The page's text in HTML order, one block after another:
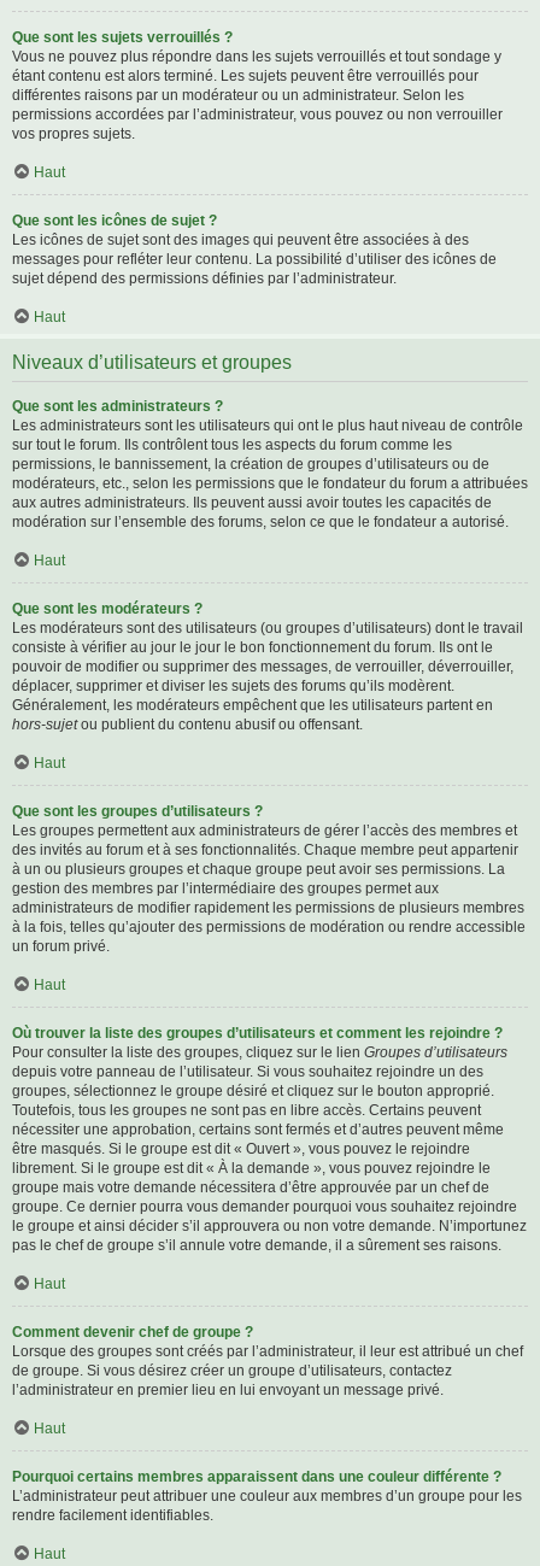
Que sont les sujets verrouillés ?
Vous ne pouvez plus répondre dans les sujets verrouillés et tout sondage y
étant contenu est alors terminé. Les sujets peuvent être verrouillés pour
différentes raisons par un modérateur ou un administrateur. Selon les
permissions accordées par l’administrateur, vous pouvez ou non verrouiller
vos propres sujets.
Haut
Que sont les icônes de sujet ?
Les icônes de sujet sont des images qui peuvent être associées à des
messages pour refléter leur contenu. La possibilité d’utiliser des icônes de
sujet dépend des permissions définies par l’administrateur.
Haut
Niveaux d’utilisateurs et groupes
Que sont les administrateurs ?
Les administrateurs sont les utilisateurs qui ont le plus haut niveau de contrôle
sur tout le forum. Ils contrôlent tous les aspects du forum comme les
permissions, le bannissement, la création de groupes d’utilisateurs ou de
modérateurs, etc., selon les permissions que le fondateur du forum a attribuées
aux autres administrateurs. Ils peuvent aussi avoir toutes les capacités de
modération sur l’ensemble des forums, selon ce que le fondateur a autorisé.
Haut
Que sont les modérateurs ?
Les modérateurs sont des utilisateurs (ou groupes d’utilisateurs) dont le travail
consiste à vérifier au jour le jour le bon fonctionnement du forum. Ils ont le
pouvoir de modifier ou supprimer des messages, de verrouiller, déverrouiller,
déplacer, supprimer et diviser les sujets des forums qu’ils modèrent.
Généralement, les modérateurs empêchent que les utilisateurs partent en
hors-sujetou publient du contenu abusif ou offensant.
Haut
Que sont les groupes d’utilisateurs ?
Les groupes permettent aux administrateurs de gérer l’accès des membres et
des invités au forum et à ses fonctionnalités. Chaque membre peut appartenir
à un ou plusieurs groupes et chaque groupe peut avoir ses permissions. La
gestion des membres par l’intermédiaire des groupes permet aux
administrateurs de modifier rapidement les permissions de plusieurs membres
à la fois, telles qu’ajouter des permissions de modération ou rendre accessible
un forum privé.
Haut
Où trouver la liste des groupes d’utilisateurs et comment les rejoindre ?
Pour consulter la liste des groupes, cliquez sur le lien Groupes d’utilisateurs
depuis votre panneau de l’utilisateur. Si vous souhaitez rejoindre un des
groupes, sélectionnez le groupe désiré et cliquez sur le bouton approprié.
Toutefois, tous les groupes ne sont pas en libre accès. Certains peuvent
nécessiter une approbation, certains sont fermés et d’autres peuvent même
être masqués. Si le groupe est dit « Ouvert », vous pouvez le rejoindre
librement. Si le groupe est dit « À la demande », vous pouvez rejoindre le
groupe mais votre demande nécessitera d’être approuvée par un chef de
groupe. Ce dernier pourra vous demander pourquoi vous souhaitez rejoindre
le groupe et ainsi décider s’il approuvera ou non votre demande. N’importunez
pas le chef de groupe s’il annule votre demande, il a sûrement ses raisons.
Haut
Comment devenir chef de groupe ?
Lorsque des groupes sont créés par l’administrateur, il leur est attribué un chef
de groupe. Si vous désirez créer un groupe d’utilisateurs, contactez
l’administrateur en premier lieu en lui envoyant un message privé.
Haut
Pourquoi certains membres apparaissent dans une couleur différente ?
L’administrateur peut attribuer une couleur aux membres d’un groupe pour les
rendre facilement identifiables.
Haut